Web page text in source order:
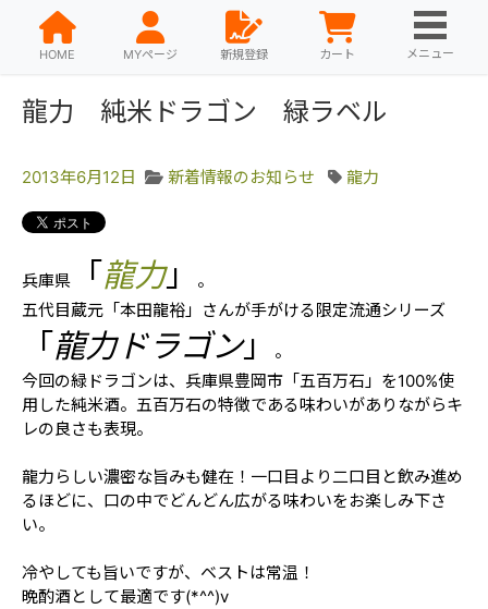
HOME MYページ 新規登録 カート メニュー
龍力 純米ドラゴン 緑ラベル
2013年6月12日 新着情報のお知らせ 龍力
兵庫県 「 龍力」
。
五代目蔵元「本田龍裕」さんが手がける限定流通シリーズ
「 龍力ドラゴン」
。
今回の緑ドラゴンは、兵庫県豊岡市「五百万石」を100%使
用した純米酒。五百万石の特徴である味わいがありながらキ
レの良さも表現。
龍力らしい濃密な旨みも健在！一口目より二口目と飲み進め
るほどに、口の中でどんどん広がる味わいをお楽しみ下さ
い。
冷やしても旨いですが、ベストは常温！
晩酌酒として最適です(*^^)v